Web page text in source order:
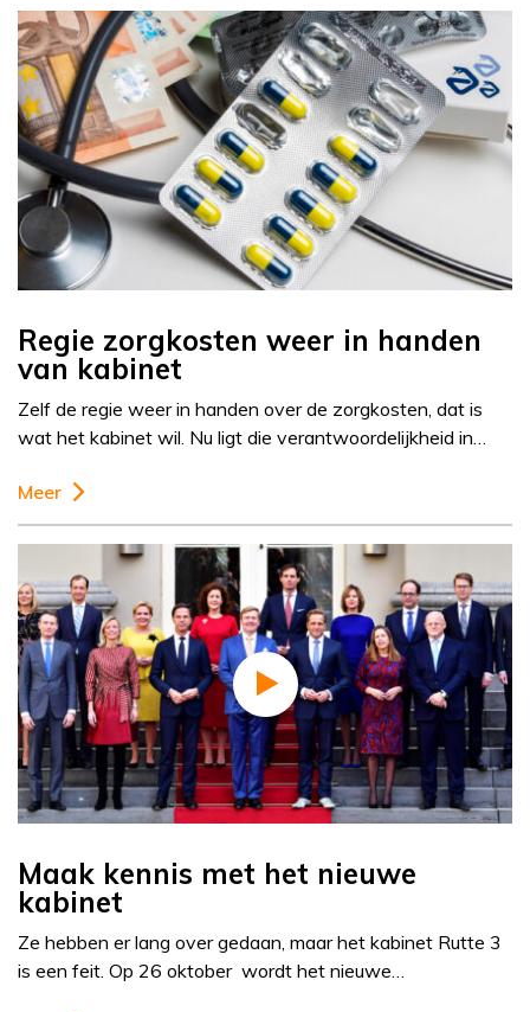
Regie zorgkosten weer in handen
van kabinet
Zelf de regie weer in handen over de zorgkosten, dat is
wat het kabinet wil. Nu ligt die verantwoordelijkheid in…
Meer
Maak kennis met het nieuwe
kabinet
Ze hebben er lang over gedaan, maar het kabinet Rutte 3
is een feit. Op 26 oktober wordt het nieuwe…